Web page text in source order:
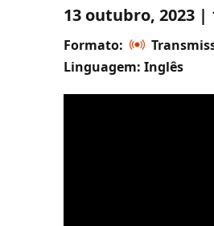
13 outubro, 2023 |
Formato:
Linguagem: Inglês